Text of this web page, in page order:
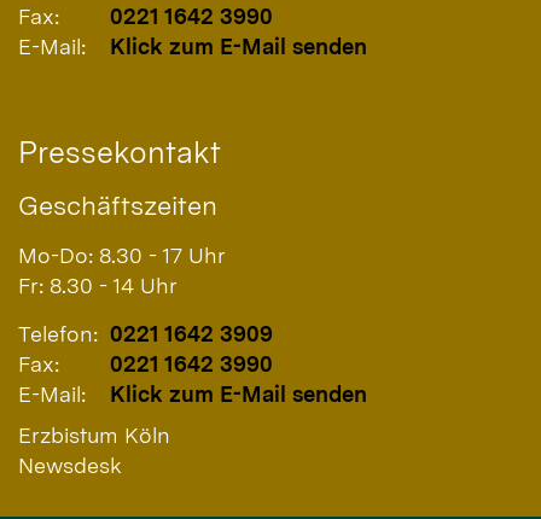
Fax:
0221 1642 3990
E-Mail:
Klick zum E-Mail senden
Pressekontakt
Geschäftszeiten
Mo-Do: 8.30 - 17 Uhr
Fr: 8.30 - 14 Uhr
Telefon: 0221 1642 3909
Fax:
0221 1642 3990
E-Mail:
Klick zum E-Mail senden
Erzbistum Köln
Newsdesk